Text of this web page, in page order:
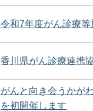
令和7年度がん診療
香川県がん診療連携
がんと向き会うかが
を初開催します